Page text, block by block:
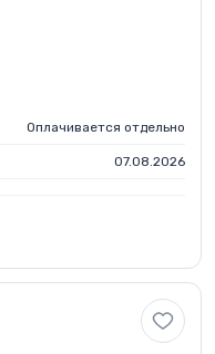
Оплачивается отдельно
07.08.2026